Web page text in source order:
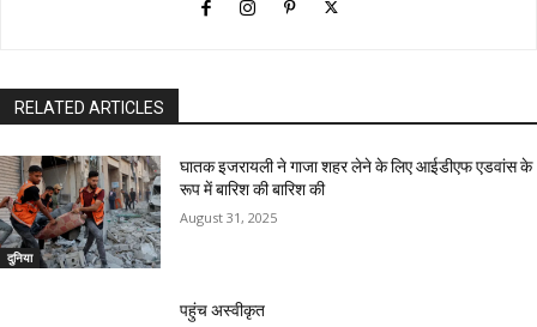
RELATED ARTICLES
दुनिया
घातक इजरायली ने गाजा शहर लेने के लिए आईडीएफ एडवांस के
रूप में बारिश की बारिश की
August 31, 2025
पहुंच अस्वीकृत